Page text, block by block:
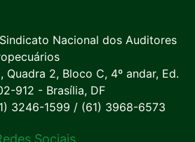
Nacional dos Auditores
Quadra 2, Bloco C, 4º andar, Ed.
912 - Brasília, DF
3246-1599 / (61) 3968-6573
Sociais